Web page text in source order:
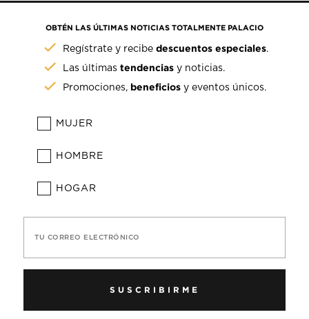
OBTÉN LAS ÚLTIMAS NOTICIAS TOTALMENTE PALACIO
Regístrate y recibedescuentos especiales.
Las últimastendencias y noticias.
Promociones, beneficios y eventos únicos.
MUJER
HOMBRE
HOGAR
TU CORREO ELECTRÓNICO
SUSCRIBIRME